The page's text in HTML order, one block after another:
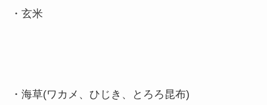
・玄米
・海草(ワカメ、ひじき、とろろ昆布)